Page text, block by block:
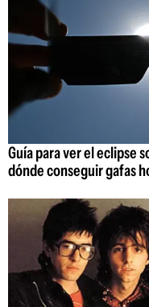
Guía para ver el eclipse
dónde conseguir gafas